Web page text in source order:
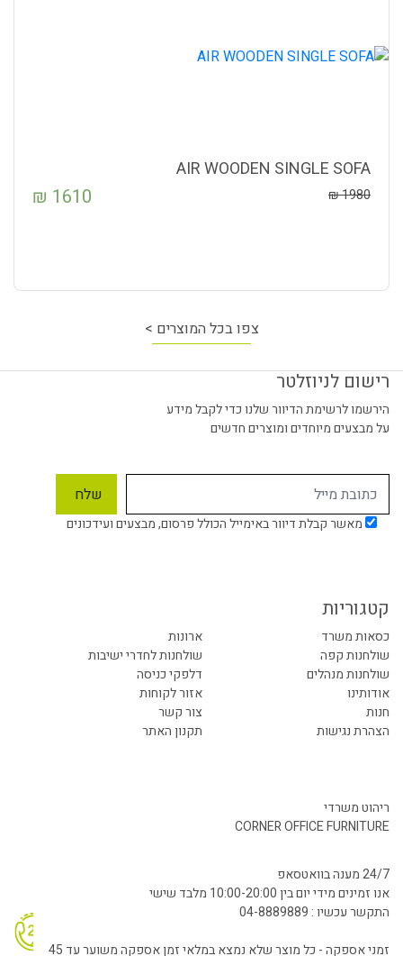
AIR WOODEN SINGLE SOFA
1980
₪
1610
₪
צפו בכל המוצרים >
רישום לניוזלטר
הירשמו לרשימת הדיוור שלנו כדי לקבל מידע
על מבצעים מיוחדים ומוצרים חדשים
מאשר קבלת דיוור באימייל הכולל פרסום, מבצעים ועידכונים
קטגוריות
כסאות משרד
ארונות
שולחנות קפה
שולחנות לחדרי ישיבות
שולחנות מנהלים
דלפקי כניסה
אודותינו
אזור לקוחות
חנות
צור קשר
הצהרת נגישות
תקנון האתר
ריהוט משרדי
CORNER OFFICE FURNITURE
24/7 מענה בוואטסאפ
אנו זמינים מידי יום בין 10:00-20:00 מלבד שישי
התקשר עכשיו : 04-8889889
זמני אספקה - כל מוצר שלא נמצא במלאי זמן אספקה משוער עד 45